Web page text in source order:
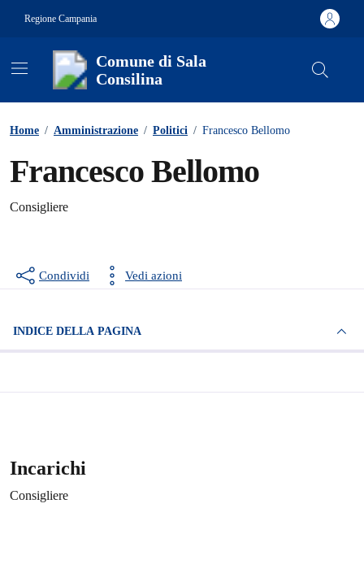
Regione Campania
Comune di Sala
Consilina
Home / Amministrazione / Politici / Francesco Bellomo
Francesco Bellomo
Consigliere
Condividi Vedi azioni
INDICE DELLA PAGINA
Incarichi
Consigliere